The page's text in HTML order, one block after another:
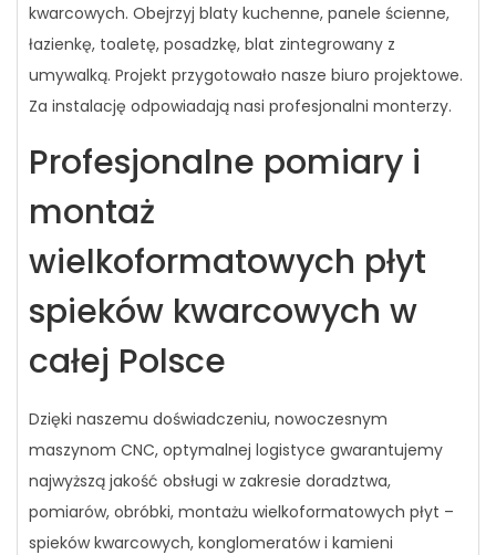
kwarcowych. Obejrzyj blaty kuchenne, panele ścienne,
łazienkę, toaletę, posadzkę, blat zintegrowany z
umywalką. Projekt przygotowało nasze biuro projektowe.
Za instalację odpowiadają nasi profesjonalni monterzy.
Profesjonalne pomiary i
montaż
wielkoformatowych płyt
spieków kwarcowych w
całej Polsce
Dzięki naszemu doświadczeniu, nowoczesnym
maszynom CNC, optymalnej logistyce gwarantujemy
najwyższą jakość obsługi w zakresie doradztwa,
pomiarów, obróbki, montażu wielkoformatowych płyt –
spieków kwarcowych, konglomeratów i kamieni